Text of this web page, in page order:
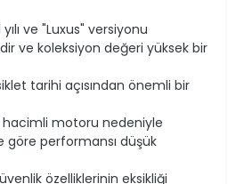
ve "Luxus" versiyonu
ve koleksiyon değeri yüksek bir
tarihi açısından önemli bir
hacimli motoru nedeniyle
performansı düşük
özelliklerinin eksikliği